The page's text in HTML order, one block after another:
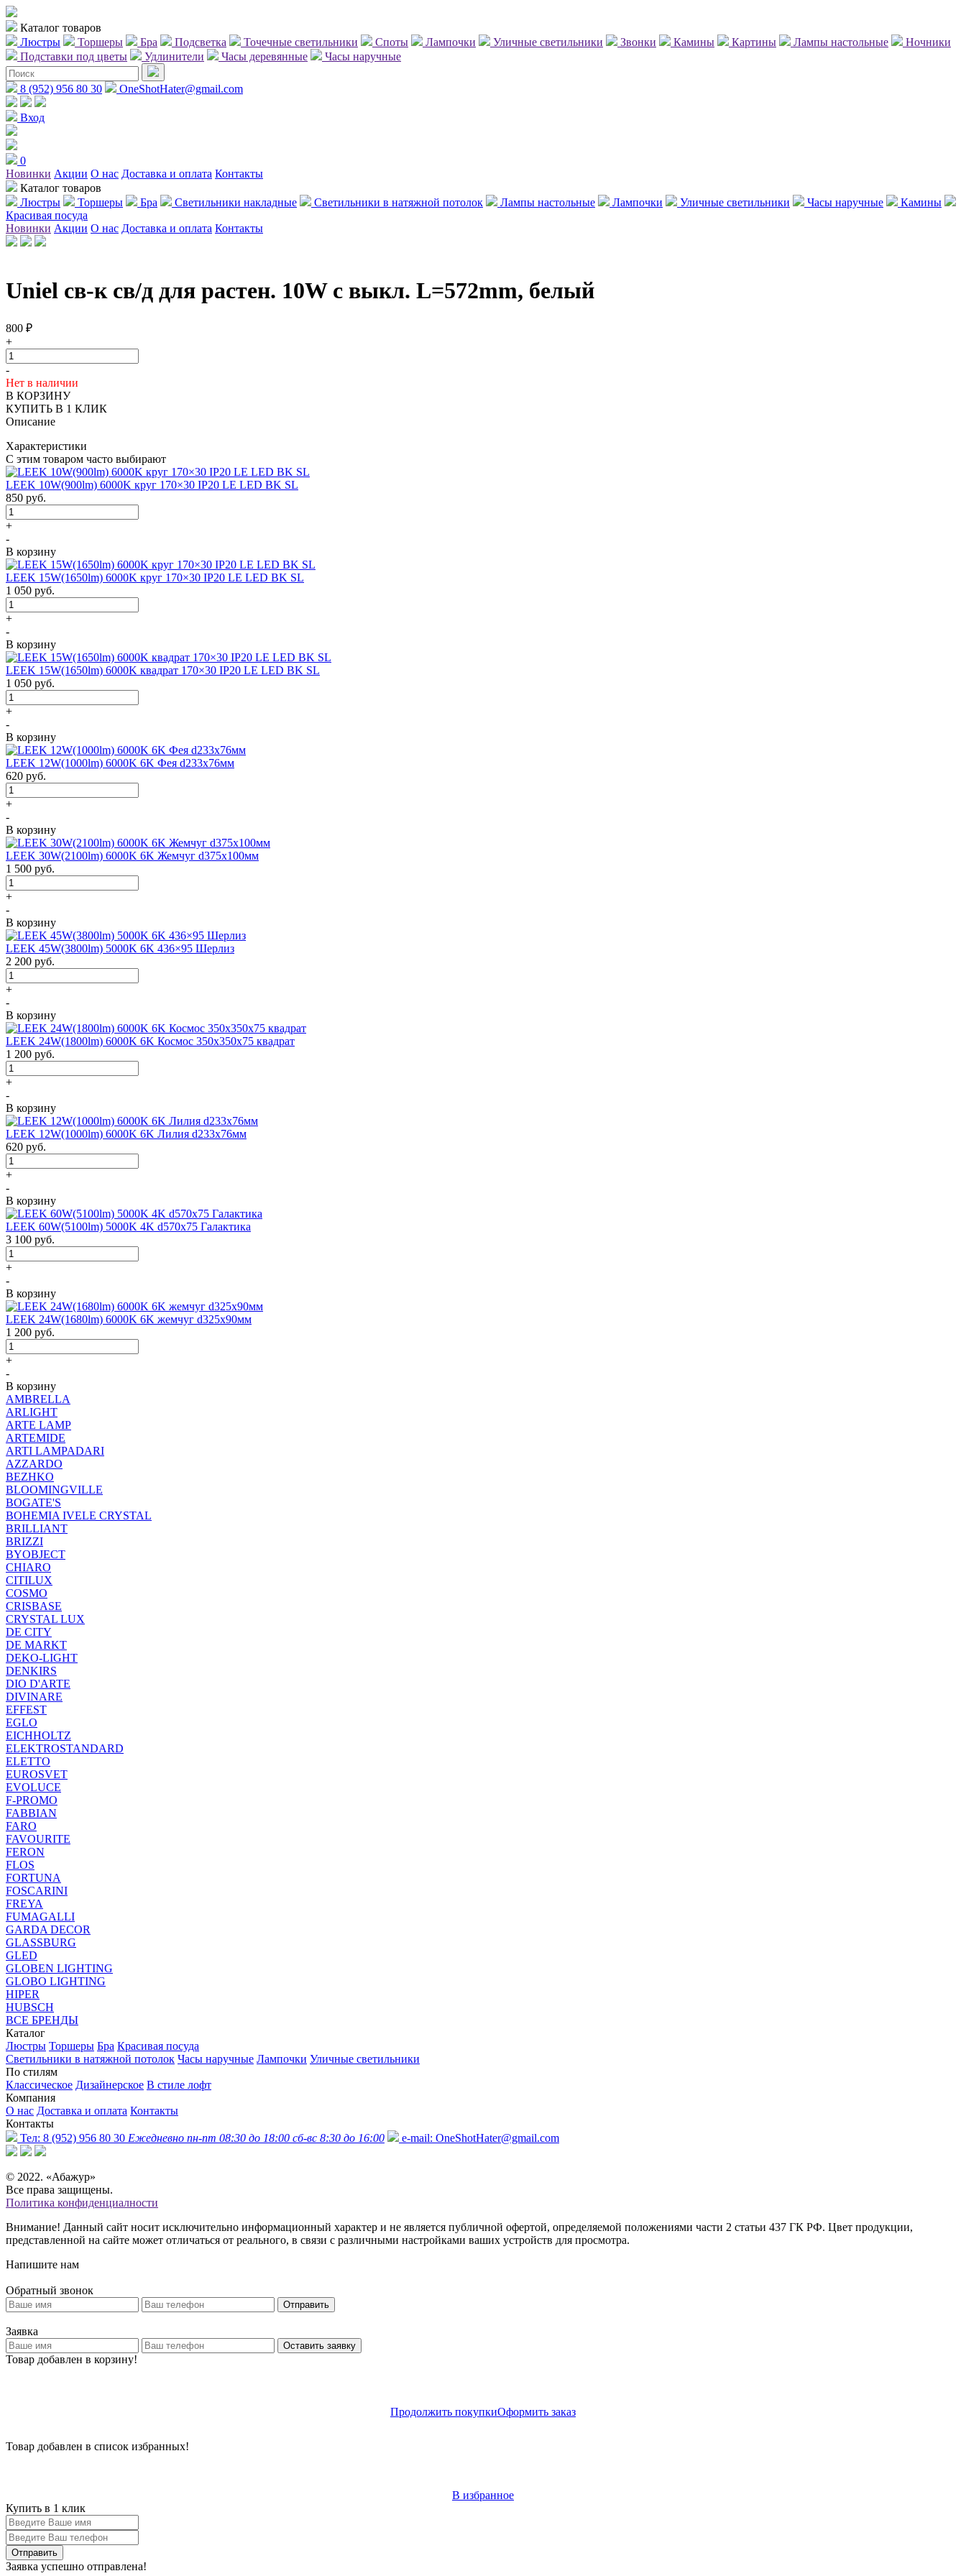
Каталог товаров
Люстры
Торшеры Бра Подсветка Точечные светильники Споты Лампочки Уличные светильники Звонки Камины Картины Лампы настольные
Ночники
Подставки под цветы
Удлинители Часы деревянные Часы наручные
8 (952) 956 80 30 OneShotHater@gmail.com
Вход
0
Новинки Акции О нас Доставка и оплата Контакты
Каталог товаров
Люстры
Торшеры Бра Светильники накладные Светильники в натяжной потолок Лампы настольные Лампочки Уличные светильники Часы наручные
Камины
Красивая посуда
Новинки Акции О нас Доставка и оплата Контакты
Uniel св-к св/д для растен. 10W с выкл. L=572mm, белый
800 ₽
+
-
Нет в наличии
В КОРЗИНУ
КУПИТЬ В 1 КЛИК
Описание
Характеристики
С этим товаром часто выбирают
LEEK 10W(900lm) 6000K круг 170×30 IP20 LE LED BK SL
850 руб.
+
-
В корзину
LEEK 15W(1650lm) 6000K круг 170×30 IP20 LE LED BK SL
1 050 руб.
+
-
В корзину
LEEK 15W(1650lm) 6000K квадрат 170×30 IP20 LE LED BK SL
1 050 руб.
+
-
В корзину
LEEK 12W(1000lm) 6000K 6K Фея d233x76мм
620 руб.
+
-
В корзину
LEEK 30W(2100lm) 6000K 6K Жемчуг d375x100мм
1 500 руб.
+
-
В корзину
LEEK 45W(3800lm) 5000K 6K 436×95 Шерлиз
2 200 руб.
+
-
В корзину
LEEK 24W(1800lm) 6000K 6K Космос 350x350x75 квадрат
1 200 руб.
+
-
В корзину
LEEK 12W(1000lm) 6000K 6K Лилия d233x76мм
620 руб.
+
-
В корзину
LEEK 60W(5100lm) 5000K 4K d570x75 Галактика
3 100 руб.
+
-
В корзину
LEEK 24W(1680lm) 6000K 6K жемчуг d325x90мм
1 200 руб.
+
-
В корзину
AMBRELLA
ARLIGHT
ARTE LAMP
ARTEMIDE
ARTI LAMPADARI
AZZARDO
BEZHKO
BLOOMINGVILLE
BOGATE'S
BOHEMIA IVELE CRYSTAL
BRILLIANT
BRIZZI
BYOBJECT
CHIARO
CITILUX
COSMO
CRISBASE
CRYSTAL LUX
DE CITY
DE MARKT
DEKO-LIGHT
DENKIRS
DIO D'ARTE
DIVINARE
EFFEST
EGLO
EICHHOLTZ
ELEKTROSTANDARD
ELETTO
EUROSVET
EVOLUCE
F-PROMO
FABBIAN
FARO
FAVOURITE
FERON
FLOS
FORTUNA
FOSCARINI
FREYA
FUMAGALLI
GARDA DECOR
GLASSBURG
GLED
GLOBEN LIGHTING
GLOBO LIGHTING
HIPER
HUBSCH
ВСЕ БРЕНДЫ
Каталог
Люстры Торшеры Бра Красивая посуда
Светильники в натяжной потолок Часы наручные Лампочки Уличные светильники
По стилям
Классическое Дизайнерское В стиле лофт
Компания
О нас Доставка и оплата Контакты
Контакты
Тел: 8 (952) 956 80 30 Ежедневно пн-пт 08:30 до 18:00 сб-вс 8:30 до 16:00 e-mail: OneShotHater@gmail.com
© 2022. «Абажур»
Все права защищены.
Политика конфиденциалности
Внимание! Данный сайт носит исключительно информационный характер и не является публичной офертой, определяемой положениями части 2 статьи 437 ГК РФ. Цвет продукции,
представленной на сайте может отличаться от реального, в связи с различными настройками ваших устройств для просмотра.
Напишите нам
Обратный звонок
Отправить
Заявка
Оставить заявку
Товар добавлен в корзину!
Продолжить покупкиОформить заказ
Товар добавлен в список избранных!
В избранное
Купить в 1 клик
Заявка успешно отправлена!